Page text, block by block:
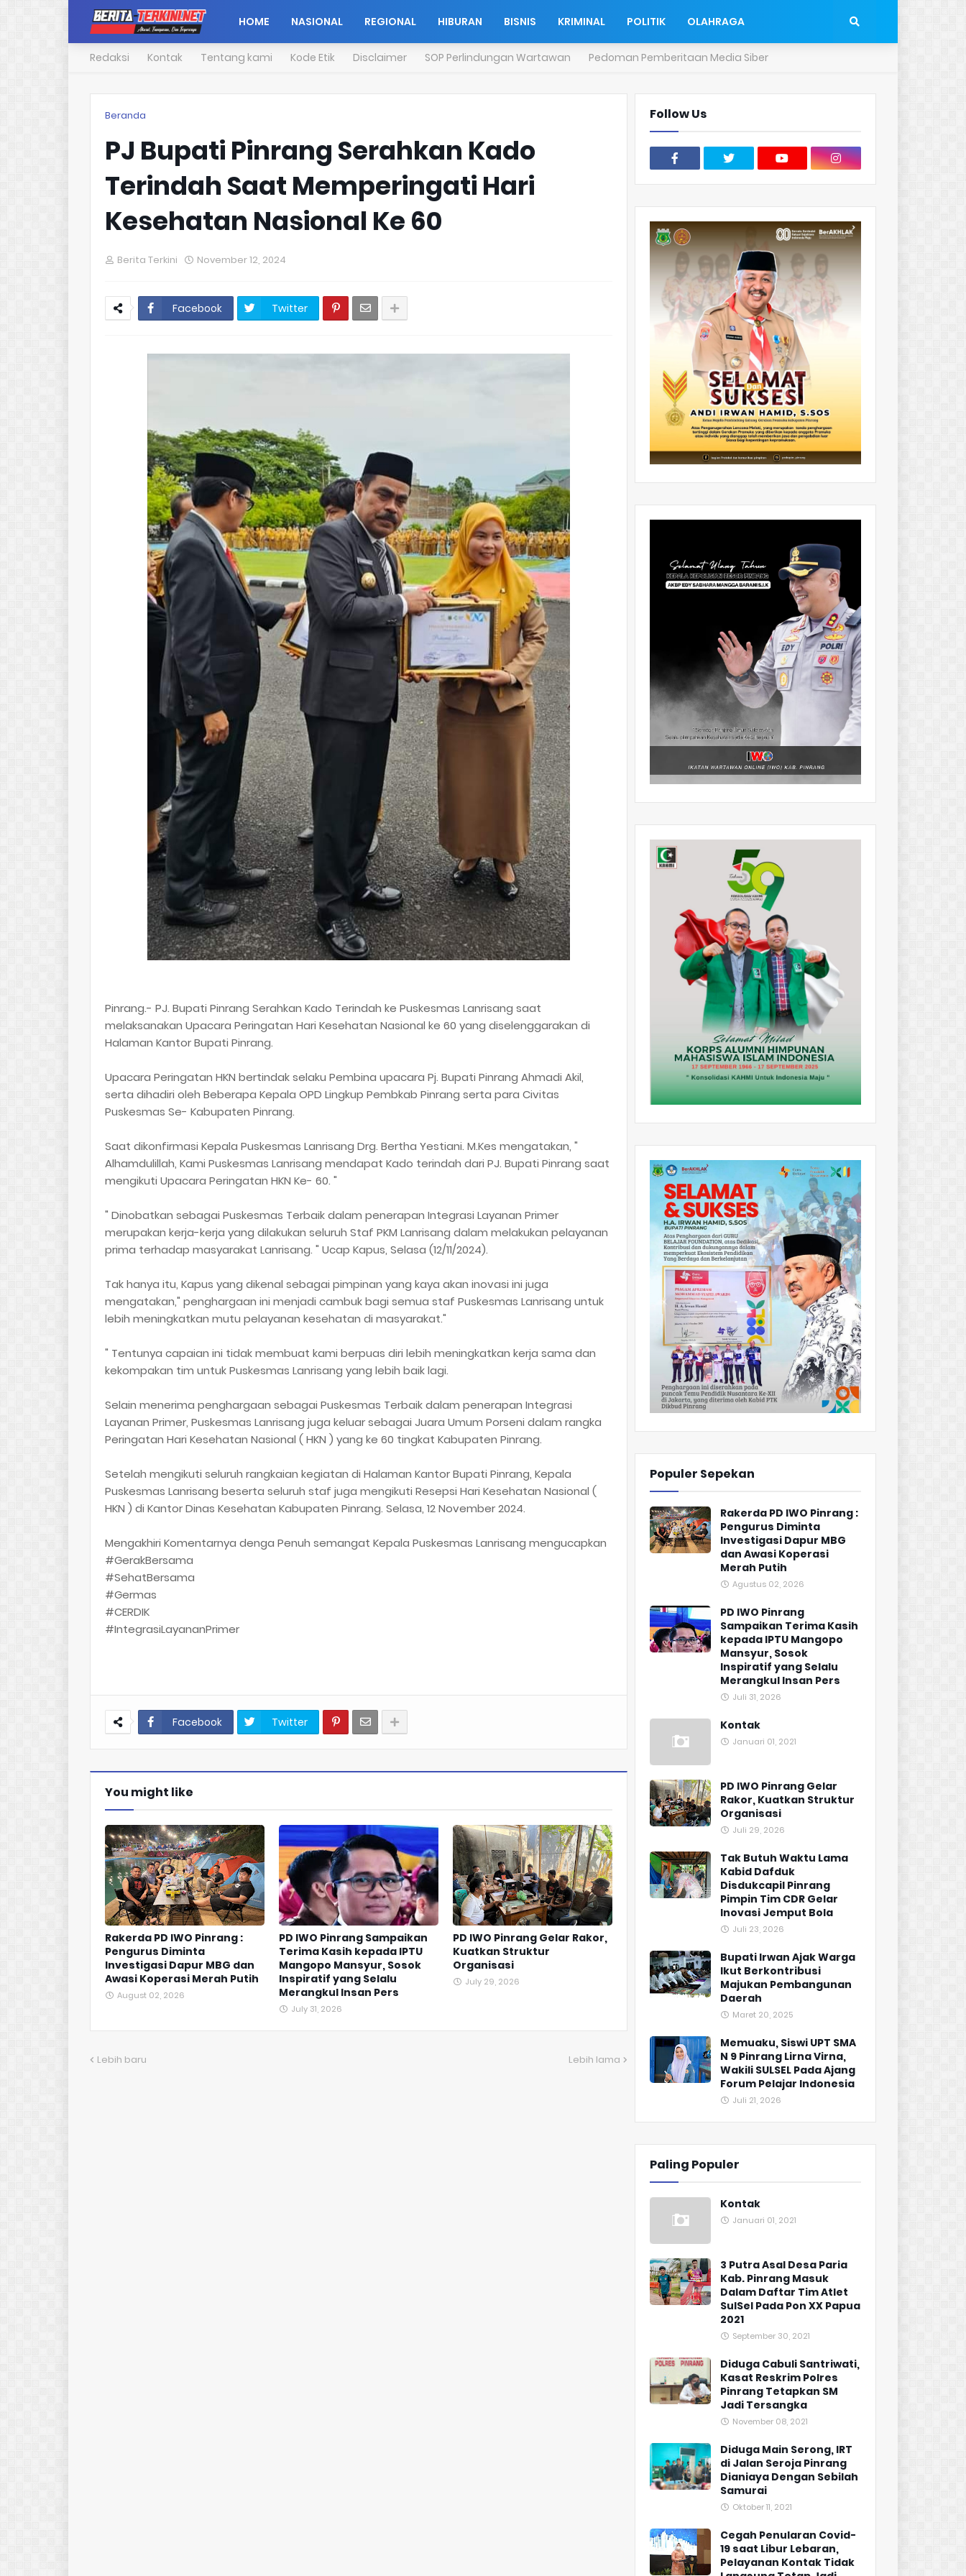
HOME NASIONAL REGIONAL HIBURAN BISNIS KRIMINAL POLITIK OLAHRAGA
Redaksi Kontak Tentang kami Kode Etik Disclaimer SOP Perlindungan Wartawan Pedoman Pemberitaan Media Siber
Beranda
PJ Bupati Pinrang Serahkan Kado
Terindah Saat Memperingati Hari
Kesehatan Nasional Ke 60
Berita Terkini November 12, 2024
Facebook Twitter
Pinrang.- PJ. Bupati Pinrang Serahkan Kado Terindah ke Puskesmas Lanrisang saat
melaksanakan Upacara Peringatan Hari Kesehatan Nasional ke 60 yang diselenggarakan di
Halaman Kantor Bupati Pinrang.
Upacara Peringatan HKN bertindak selaku Pembina upacara Pj. Bupati Pinrang Ahmadi Akil,
serta dihadiri oleh Beberapa Kepala OPD Lingkup Pembkab Pinrang serta para Civitas
Puskesmas Se- Kabupaten Pinrang.
Saat dikonfirmasi Kepala Puskesmas Lanrisang Drg. Bertha Yestiani. M.Kes mengatakan, "
Alhamdulillah, Kami Puskesmas Lanrisang mendapat Kado terindah dari PJ. Bupati Pinrang saat
mengikuti Upacara Peringatan HKN Ke- 60. "
" Dinobatkan sebagai Puskesmas Terbaik dalam penerapan Integrasi Layanan Primer
merupakan kerja-kerja yang dilakukan seluruh Staf PKM Lanrisang dalam melakukan pelayanan
prima terhadap masyarakat Lanrisang. " Ucap Kapus, Selasa (12/11/2024).
Tak hanya itu, Kapus yang dikenal sebagai pimpinan yang kaya akan inovasi ini juga
mengatakan," penghargaan ini menjadi cambuk bagi semua staf Puskesmas Lanrisang untuk
lebih meningkatkan mutu pelayanan kesehatan di masyarakat."
" Tentunya capaian ini tidak membuat kami berpuas diri lebih meningkatkan kerja sama dan
kekompakan tim untuk Puskesmas Lanrisang yang lebih baik lagi.
Selain menerima penghargaan sebagai Puskesmas Terbaik dalam penerapan Integrasi
Layanan Primer, Puskesmas Lanrisang juga keluar sebagai Juara Umum Porseni dalam rangka
Peringatan Hari Kesehatan Nasional ( HKN ) yang ke 60 tingkat Kabupaten Pinrang.
Setelah mengikuti seluruh rangkaian kegiatan di Halaman Kantor Bupati Pinrang, Kepala
Puskesmas Lanrisang beserta seluruh staf juga mengikuti Resepsi Hari Kesehatan Nasional (
HKN ) di Kantor Dinas Kesehatan Kabupaten Pinrang. Selasa, 12 November 2024.
Mengakhiri Komentarnya denga Penuh semangat Kepala Puskesmas Lanrisang mengucapkan
#GerakBersama
#SehatBersama
#Germas
#CERDIK
#IntegrasiLayananPrimer
Facebook Twitter
You might like
Rakerda PD IWO Pinrang :
Pengurus Diminta
Investigasi Dapur MBG dan
Awasi Koperasi Merah Putih
August 02, 2026
PD IWO Pinrang Sampaikan
Terima Kasih kepada IPTU
Mangopo Mansyur, Sosok
Inspiratif yang Selalu
Merangkul Insan Pers
July 31, 2026
PD IWO Pinrang Gelar Rakor,
Kuatkan Struktur
Organisasi
July 29, 2026
Lebih baru Lebih lama
Follow Us
Populer Sepekan
Rakerda PD IWO Pinrang :
Pengurus Diminta
Investigasi Dapur MBG
dan Awasi Koperasi
Merah Putih
Agustus 02, 2026
PD IWO Pinrang
Sampaikan Terima Kasih
kepada IPTU Mangopo
Mansyur, Sosok
Inspiratif yang Selalu
Merangkul Insan Pers
Juli 31, 2026
Kontak
Januari 01, 2021
PD IWO Pinrang Gelar
Rakor, Kuatkan Struktur
Organisasi
Juli 29, 2026
Tak Butuh Waktu Lama
Kabid Dafduk
Disdukcapil Pinrang
Pimpin Tim CDR Gelar
Inovasi Jemput Bola
Juli 23, 2026
Bupati Irwan Ajak Warga
Ikut Berkontribusi
Majukan Pembangunan
Daerah
Maret 20, 2025
Memuaku, Siswi UPT SMA
N 9 Pinrang Lirna Virna,
Wakili SULSEL Pada Ajang
Forum Pelajar Indonesia
Juli 21, 2026
Paling Populer
Kontak
Januari 01, 2021
3 Putra Asal Desa Paria
Kab. Pinrang Masuk
Dalam Daftar Tim Atlet
SulSel Pada Pon XX Papua
2021
September 30, 2021
Diduga Cabuli Santriwati,
Kasat Reskrim Polres
Pinrang Tetapkan SM
Jadi Tersangka
November 08, 2021
Diduga Main Serong, IRT
di Jalan Seroja Pinrang
Dianiaya Dengan Sebilah
Samurai
Oktober 11, 2021
Cegah Penularan Covid-
19 saat Libur Lebaran,
Pelayanan Kontak Tidak